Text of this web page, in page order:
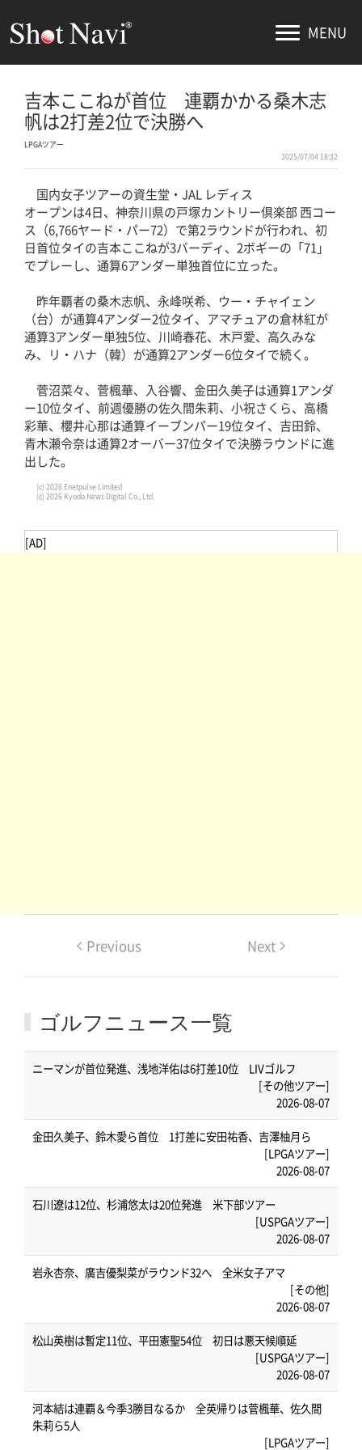
MENU
吉本ここねが首位 連覇かかる桑木志
帆は2打差2位で決勝へ
LPGAツアー
2025/07/04 18:32
国内女子ツアーの資生堂・JAL レディス
オープンは4日、神奈川県の戸塚カントリー倶楽部 西コー
ス（6,766ヤード・パー72）で第2ラウンドが行われ、初
日首位タイの吉本ここねが3バーディ、2ボギーの「71」
でプレーし、通算6アンダー単独首位に立った。
昨年覇者の桑木志帆、永峰咲希、ウー・チャイェン
（台）が通算4アンダー2位タイ、アマチュアの倉林紅が
通算3アンダー単独5位、川崎春花、木戸愛、高久みな
み、リ・ハナ（韓）が通算2アンダー6位タイで続く。
菅沼菜々、菅楓華、入谷響、金田久美子は通算1アンダ
ー10位タイ、前週優勝の佐久間朱莉、小祝さくら、高橋
彩華、櫻井心那は通算イーブンパー19位タイ、吉田鈴、
青木瀬令奈は通算2オーバー37位タイで決勝ラウンドに進
出した。
(c) 2026 Enetpulse Limited
(c) 2026 Kyodo News Digital Co., Ltd.
[AD]
Previous Next
ゴルフニュース一覧
ニーマンが首位発進、浅地洋佑は6打差10位 LIVゴルフ
[その他ツアー]
2026-08-07
金田久美子、鈴木愛ら首位 1打差に安田祐香、吉澤柚月ら
[LPGAツアー]
2026-08-07
石川遼は12位、杉浦悠太は20位発進 米下部ツアー
[USPGAツアー]
2026-08-07
岩永杏奈、廣吉優梨菜がラウンド32へ 全米女子アマ
[その他]
2026-08-07
松山英樹は暫定11位、平田憲聖54位 初日は悪天候順延
[USPGAツアー]
2026-08-07
河本結は連覇＆今季3勝目なるか 全英帰りは菅楓華、佐久間
朱莉ら5人
[LPGAツアー]